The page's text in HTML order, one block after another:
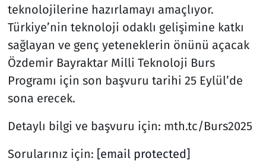
teknolojilerine hazırlamayı amaçlıyor.
Türkiye’nin teknoloji odaklı gelişimine katkı
sağlayan ve genç yeteneklerin önünü açacak
Özdemir Bayraktar Milli Teknoloji Burs
Programı için son başvuru tarihi 25 Eylül’de
sona erecek.
Detaylı bilgi ve başvuru için: mth.tc/Burs2025
Sorularınız için: [email protected]